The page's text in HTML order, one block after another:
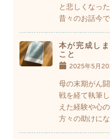
と悲しくなっ
昔々のお話今
本が完成し
こと
2025年5月20
母の末期がん
戦を経て執筆
えた経験や心
方々の助けに